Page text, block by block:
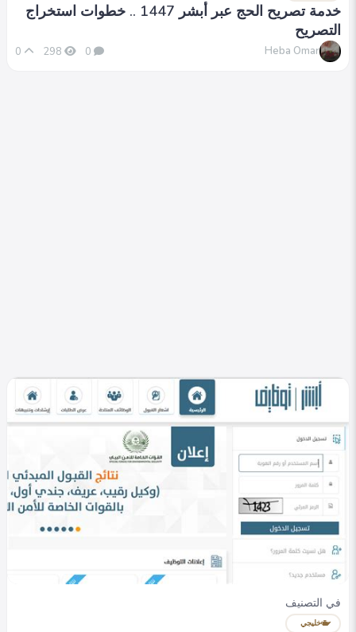
خدمة تصريح الحج عبر أبشر 1447 .. خطوات استخراج
التصريح
Heba Omar
0
298
في التصنيف
خليجي